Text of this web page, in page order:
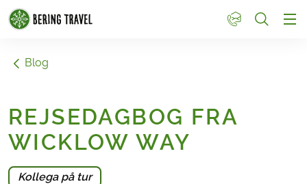
1
Blog
REJSEDAGBOG FRA
WICKLOW WAY
Kollega på tur